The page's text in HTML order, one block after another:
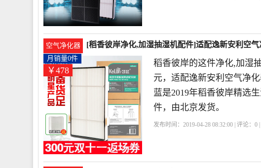
空气净化器 [稻香彼岸净化,加湿抽湿机配件]适配逸新安利空
￥478
月销量0件
稻香彼岸的这件净化,加湿
元，适配逸新安利空气净
蓝是2019年稻香彼岸精选
件，由北京发货。
发布时间：2019-04-28 08:32:00 | 评论：0